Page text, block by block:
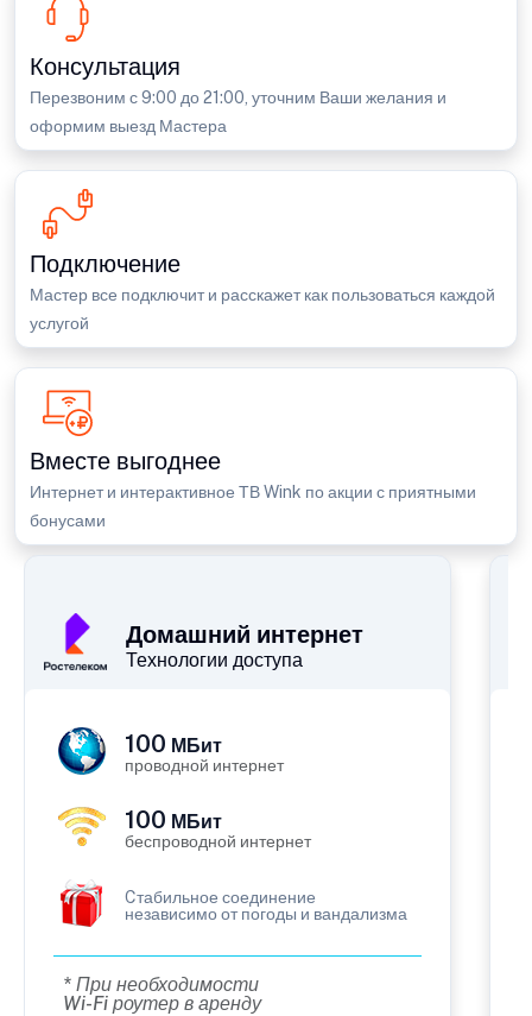
Консультация
Перезвоним с 9:00 до 21:00, уточним Ваши желания и
оформим выезд Мастера
Подключение
Мастер все подключит и расскажет как пользоваться каждой
услугой
Вместе выгоднее
Интернет и интерактивное ТВ Wink по акции с приятными
бонусами
Домашний интернет
Технологии доступа
100 МБит
проводной интернет
100 МБит
беспроводной интернет
Cтабильное соединение
независимо от погоды и вандализма
* При необходимости
Wi-Fi роутер в аренду